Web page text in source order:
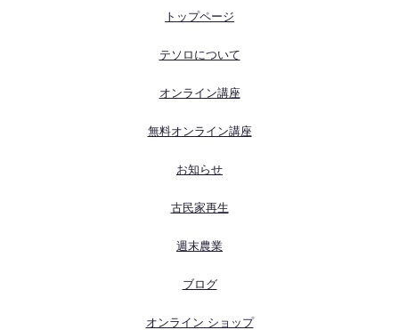
トップページ
テソロについて
オンライン講座
無料オンライン講座
お知らせ
古民家再生
週末農業
ブログ
オンライン ショップ